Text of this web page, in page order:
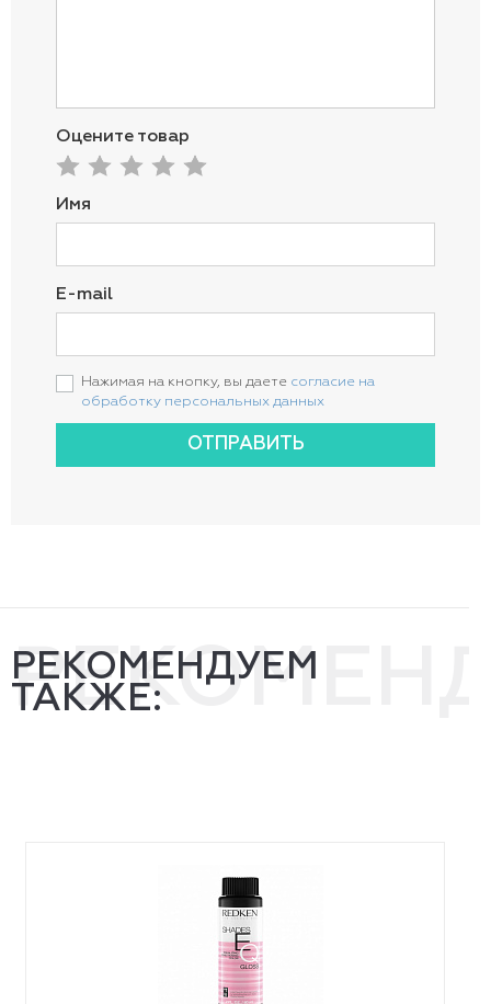
Оцените товар
Имя
E-mail
Нажимая на кнопку, вы даете согласие на
обработку персональных данных
ОТПРАВИТЬ
РЕКОМЕНДУЕМ
ТАКЖЕ: